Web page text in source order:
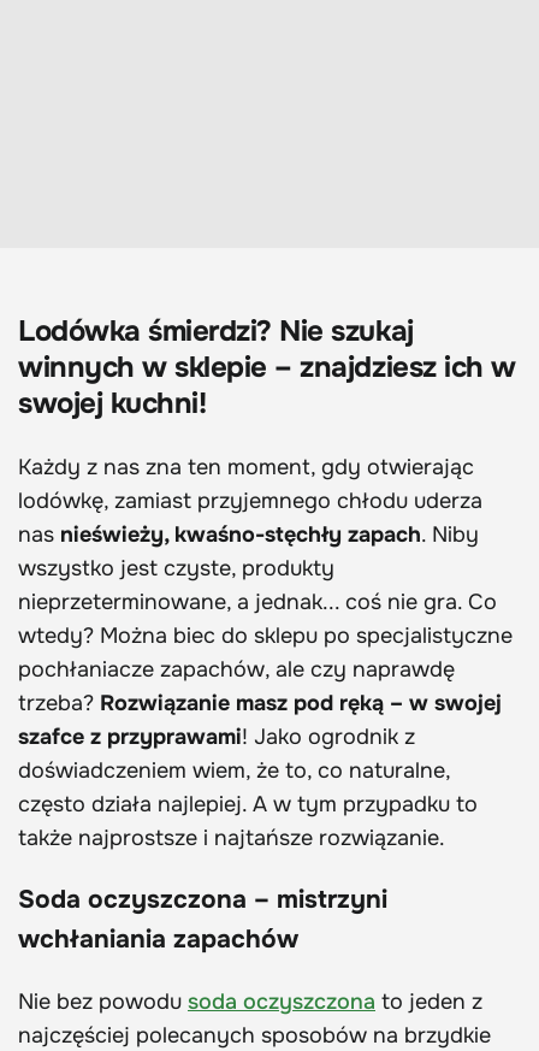
Lodówka śmierdzi? Nie szukaj
winnych w sklepie – znajdziesz ich w
swojej kuchni!
Każdy z nas zna ten moment, gdy otwierając
lodówkę, zamiast przyjemnego chłodu uderza
nas nieświeży, kwaśno-stęchły zapach. Niby
wszystko jest czyste, produkty
nieprzeterminowane, a jednak... coś nie gra. Co
wtedy? Można biec do sklepu po specjalistyczne
pochłaniacze zapachów, ale czy naprawdę
trzeba? Rozwiązanie masz pod ręką – w swojej
szafce z przyprawami! Jako ogrodnik z
doświadczeniem wiem, że to, co naturalne,
często działa najlepiej. A w tym przypadku to
także najprostsze i najtańsze rozwiązanie.
Soda oczyszczona – mistrzyni
wchłaniania zapachów
Nie bez powodu soda oczyszczona to jeden z
najczęściej polecanych sposobów na brzydkie